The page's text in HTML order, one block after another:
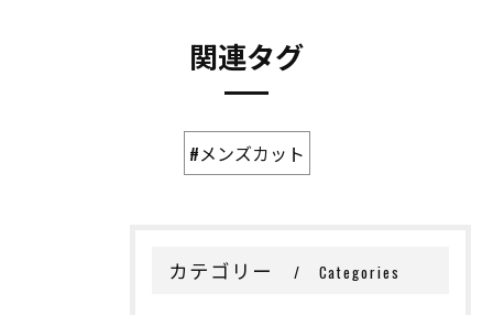
関連タグ
#メンズカット
カテゴリー Categories